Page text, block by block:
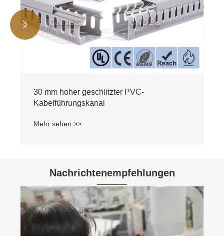
30 mm hoher geschlitzter PVC-
Kabelführungskanal
Mehr sehen >>


Nachrichtenempfehlungen